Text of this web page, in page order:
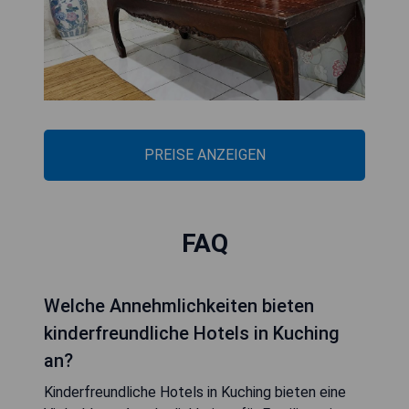
PREISE ANZEIGEN
FAQ
Welche Annehmlichkeiten bieten
kinderfreundliche Hotels in Kuching
an?
Kinderfreundliche Hotels in Kuching bieten eine